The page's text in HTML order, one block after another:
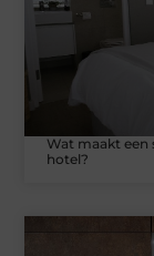
Wat maakt een
hotel?